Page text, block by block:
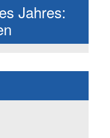
Jahres: